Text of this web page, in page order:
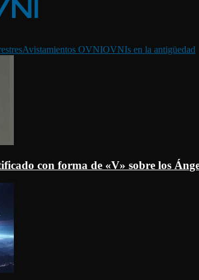
Avistamientos OVNIOVNIs en la antigüedad
con forma de «V» sobre los